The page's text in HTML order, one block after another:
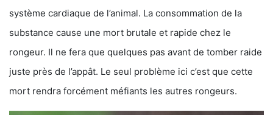
système cardiaque de l’animal. La consommation de la
substance cause une mort brutale et rapide chez le
rongeur. Il ne fera que quelques pas avant de tomber raide
juste près de l’appât. Le seul problème ici c’est que cette
mort rendra forcément méfiants les autres rongeurs.